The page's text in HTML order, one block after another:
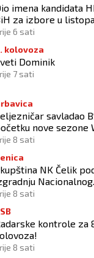
imena kandidata
za izbore u
6 sati
kolovoza
Dominik
7 sati
savladao
nove sezone
BiH
8 sati
NK Čelik
Nacionalnog
8 sati
kontrole za
8 sati